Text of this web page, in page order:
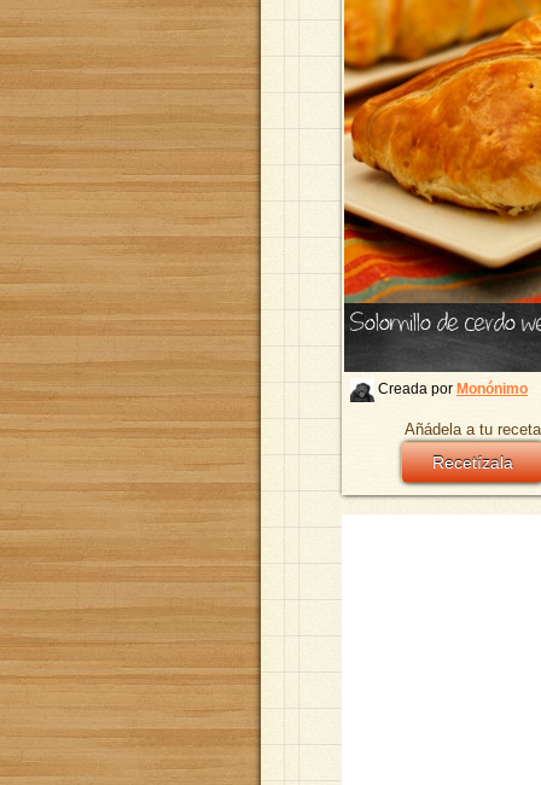
Solomillo de cerdo
Creada por Monónimo
Añádela a tu
Recetízala